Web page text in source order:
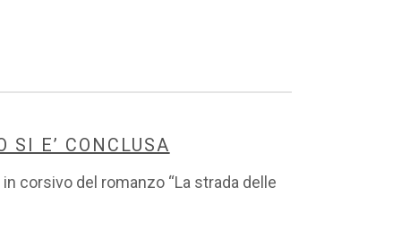
E’ CONCLUSA
corsivo del romanzo “La strada delle